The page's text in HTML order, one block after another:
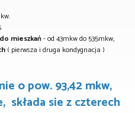
mieszkań- od 43mkw do 535mkw,
( pierwsza i druga kondygnacja )
o pow. 93,42 mkw,
składa sie z czterech